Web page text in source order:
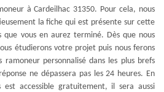
à Cardeilhac 31350. Pour cela, nous
la fiche qui est présente sur cette
que vous en aurez terminé. Dès que nous
étudierons votre projet puis nous ferons
personnalisé dans les plus brefs
ne dépassera pas les 24 heures. En
accessible gratuitement, il sera aussi